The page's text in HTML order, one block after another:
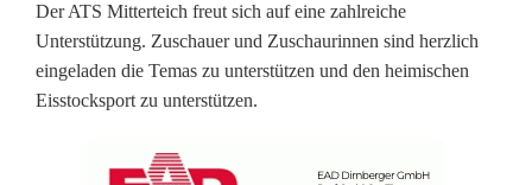
k
s
Der ATS Mitterteich freut sich auf eine zahlreiche
Unterstützung. Zuschauer und Zuschaurinnen sind herzlich
eingeladen die Temas zu unterstützen und den heimischen
Eisstocksport zu unterstützen.